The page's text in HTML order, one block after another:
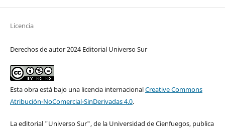
Licencia
Derechos de autor 2024 Editorial Universo Sur
Esta obra está bajo una licencia internacionalCreative Commons
Atribución-NoComercial-SinDerivadas 4.0.
La editorial "Universo Sur", de la Universidad de Cienfuegos, publica